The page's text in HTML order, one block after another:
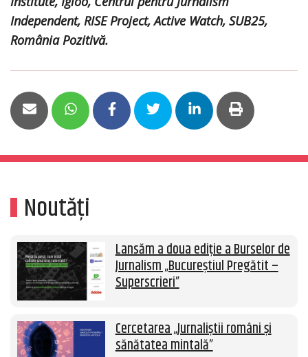
Independent, RISE Project, Active Watch, SUB25,
România Pozitivă.
Noutăți
Lansăm a doua ediție a Burselor de
Jurnalism „Bucureștiul Pregătit –
Superscrieri”
Cercetarea „Jurnaliștii români și
sănătatea mintală”